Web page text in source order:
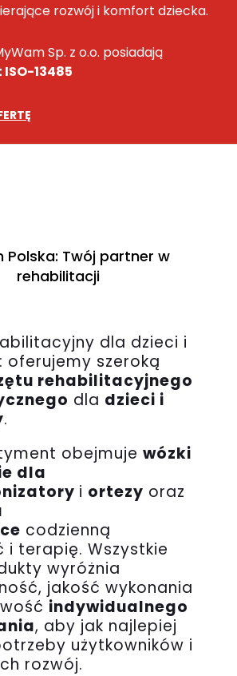
rozwój i komfort dziecka.
Sp. z o.o. posiadają
13485
Polska: Twój partner w
rehabilitacji
dla dzieci i
oferujemy szeroką
rehabilitacyjnego
dla dzieci i
.
obejmuje wózki
dla
i ortezy oraz
codzienną
i terapię. Wszystkie
wyróżnia
jakość wykonania
indywidualnego
, aby jak najlepiej
użytkowników i
rozwój.